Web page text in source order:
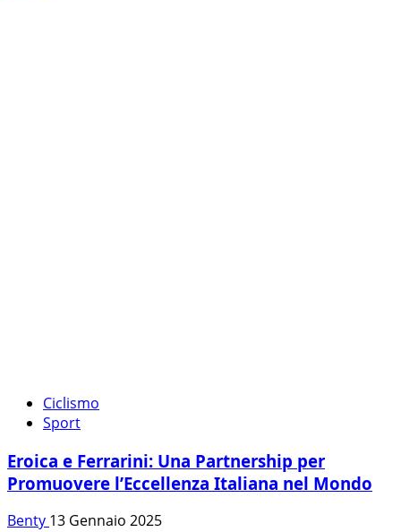
Ciclismo
Sport
Eroica e Ferrarini: Una Partnership per
Promuovere l’Eccellenza Italiana nel Mondo
Benty 13 Gennaio 2025